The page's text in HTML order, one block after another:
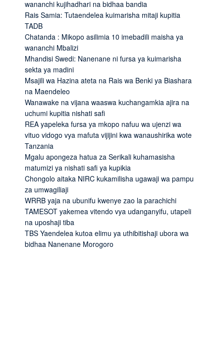
wananchi kujihadhari na bidhaa bandia
Rais Samia: Tutaendelea kuimarisha mitaji kupitia
TADB
Chatanda : Mikopo asilimia 10 imebadili maisha ya
wananchi Mbalizi
Mhandisi Swedi: Nanenane ni fursa ya kuimarisha
sekta ya madini
Msajili wa Hazina ateta na Rais wa Benki ya Biashara
na Maendeleo
Wanawake na vijana waaswa kuchangamkia ajira na
uchumi kupitia nishati safi
REA yapeleka fursa ya mkopo nafuu wa ujenzi wa
vituo vidogo vya mafuta vijijini kwa wanaushirika wote
Tanzania
Mgalu apongeza hatua za Serikali kuhamasisha
matumizi ya nishati safi ya kupikia
Chongolo aitaka NIRC kukamilisha ugawaji wa pampu
za umwagiliaji
WRRB yaja na ubunifu kwenye zao la parachichi
TAMESOT yakemea vitendo vya udanganyifu, utapeli
na uposhaji tiba
TBS Yaendelea kutoa elimu ya uthibitishaji ubora wa
bidhaa Nanenane Morogoro